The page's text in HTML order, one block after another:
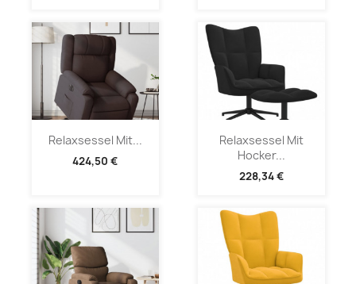
Relaxsessel Mit...
424,50 €
Relaxsessel Mit
Hocker...
228,34 €